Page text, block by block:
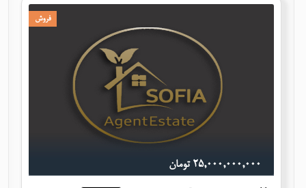
فروش
٢٥,٠٠٠,٠٠٠,٠٠٠ تومان